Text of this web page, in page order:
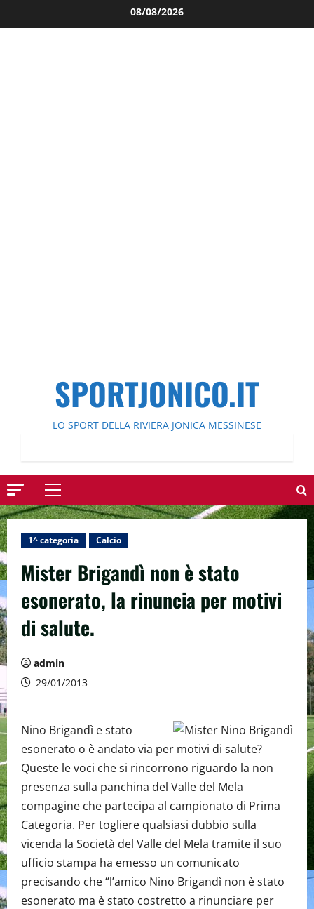
al
08/08/2026
SPORTJONICO.IT
LO SPORT DELLA RIVIERA JONICA MESSINESE
Menu
principale
1^ categoria Calcio
Mister Brigandì non è stato
esonerato, la rinuncia per motivi
di salute.
admin
29/01/2013
Nino Brigandì e stato
esonerato o è andato via per motivi di salute?
Queste le voci che si rincorrono riguardo la non
presenza sulla panchina del Valle del Mela
compagine che partecipa al campionato di Prima
Categoria. Per togliere qualsiasi dubbio sulla
vicenda la Società del Valle del Mela tramite il suo
ufficio stampa ha emesso un comunicato
precisando che “l’amico Nino Brigandì non è stato
esonerato ma è stato costretto a rinunciare per